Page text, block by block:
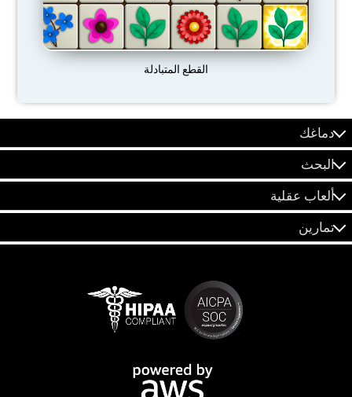
القطع المتبادلة
دماغك
البحث
ألعاب عقلية
تمارين